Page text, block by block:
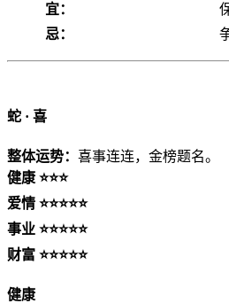
宜：
忌：
蛇 · 喜
整体运势： 喜事连连，金榜题名。
健康 ⭐⭐⭐
爱情 ⭐⭐⭐⭐⭐
事业 ⭐⭐⭐⭐⭐
财富 ⭐⭐⭐⭐⭐
健康